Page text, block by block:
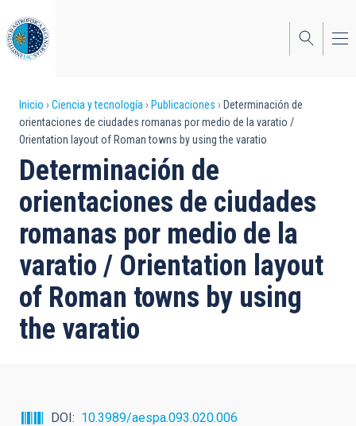
al
contenido
principal
Sobrescribir
enlaces
de
ayuda
a
la
navegación
Inicio Ciencia y tecnología Publicaciones
Determinación de
orientaciones de ciudades romanas por medio de la varatio /
Orientation layout of Roman towns by using the varatio
Determinación de
orientaciones de ciudades
romanas por medio de la
varatio / Orientation layout
of Roman towns by using
the varatio
DOI 10.3989/aespa.093.020.006